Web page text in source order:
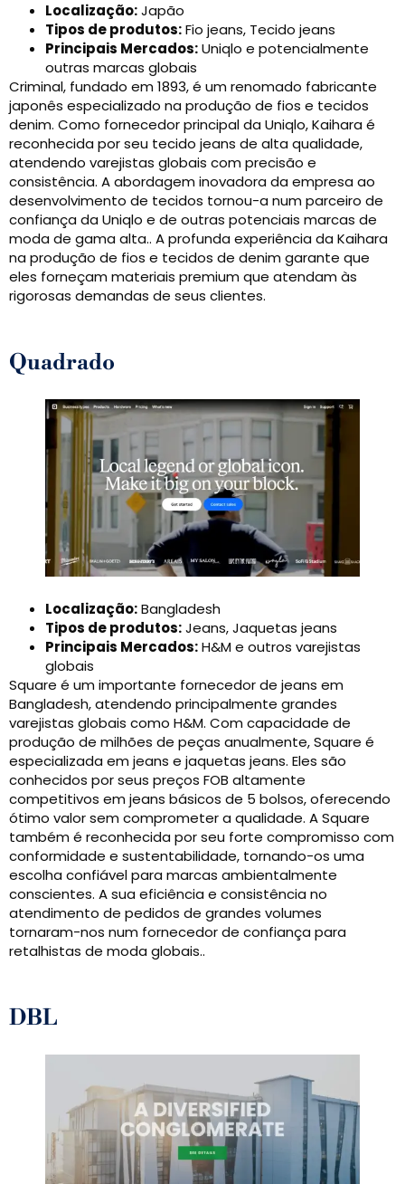
Localização:Japão
Tipos de produtos:Fio jeans, Tecido jeans
Principais Mercados:Uniqlo e potencialmente
outras marcas globais
Criminal, fundado em 1893, é um renomado fabricante
japonês especializado na produção de fios e tecidos
denim. Como fornecedor principal da Uniqlo, Kaihara é
reconhecida por seu tecido jeans de alta qualidade,
atendendo varejistas globais com precisão e
consistência. A abordagem inovadora da empresa ao
desenvolvimento de tecidos tornou-a num parceiro de
confiança da Uniqlo e de outras potenciais marcas de
moda de gama alta.. A profunda experiência da Kaihara
na produção de fios e tecidos de denim garante que
eles forneçam materiais premium que atendam às
rigorosas demandas de seus clientes.
Quadrado
Localização:Bangladesh
Tipos de produtos:Jeans, Jaquetas jeans
Principais Mercados:H&M e outros varejistas
globais
Square é um importante fornecedor de jeans em
Bangladesh, atendendo principalmente grandes
varejistas globais como H&M. Com capacidade de
produção de milhões de peças anualmente, Square é
especializada em jeans e jaquetas jeans. Eles são
conhecidos por seus preços FOB altamente
competitivos em jeans básicos de 5 bolsos, oferecendo
ótimo valor sem comprometer a qualidade. A Square
também é reconhecida por seu forte compromisso com
conformidade e sustentabilidade, tornando-os uma
escolha confiável para marcas ambientalmente
conscientes. A sua eficiência e consistência no
atendimento de pedidos de grandes volumes
tornaram-nos num fornecedor de confiança para
retalhistas de moda globais..
DBL